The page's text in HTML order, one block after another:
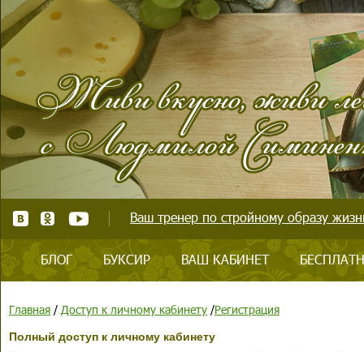
Ваш тренер по стройному образу
БЛОГ БУКСИР ВАШ КАБИНЕТ
Главная / Доступ к личному кабинету /Регистрация
Полный доступ к личному кабинету